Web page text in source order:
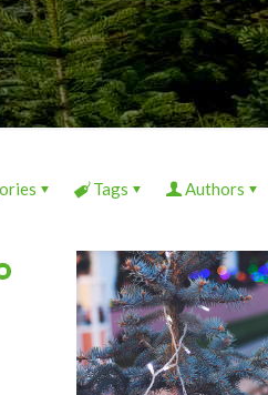
Tags Authors